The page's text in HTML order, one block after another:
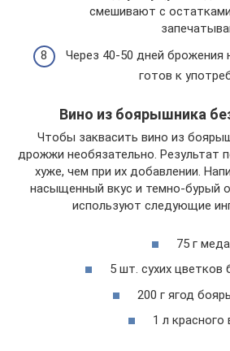
смешивают с
Через 40-50 дней брожения
готов к
Вино из боярышника
Чтобы заквасить вино из
дрожжи необязательно. Результат
хуже, чем при их добавлении.
насыщенный вкус и темно-бурый
используют следующие
75 г
5 шт. сухих цветков
200 г ягод
1 л красного